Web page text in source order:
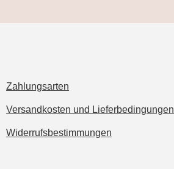
Zahlungsarten
Versandkosten und Lieferbedingungen
Widerrufsbestimmungen